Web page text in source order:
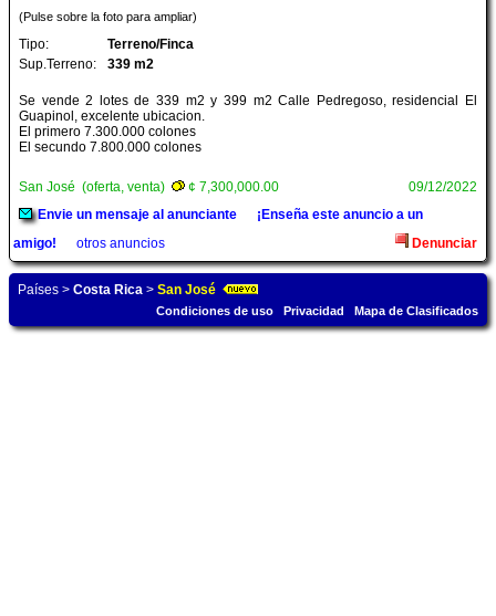
(Pulse sobre la foto para ampliar)
Tipo:
Terreno/Finca
Sup.Terreno:
339 m2
Se vende 2 lotes de 339 m2 y 399 m2 Calle Pedregoso, residencial El
Guapinol, excelente ubicacion.
El primero 7.300.000 colones
El secundo 7.800.000 colones
San José (oferta, venta) ¢ 7,300,000.00
09/12/2022
Envie un mensaje al anunciante
¡Enseña este anuncio a un
amigo!
otros anuncios Denunciar
Países > Costa Rica > San José
Condiciones de uso Privacidad Mapa de Clasificados